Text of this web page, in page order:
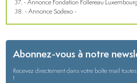
- Annonce Sodexo -
Abonnez-vous à notre
Recevez directement dans votre boîte mail
!